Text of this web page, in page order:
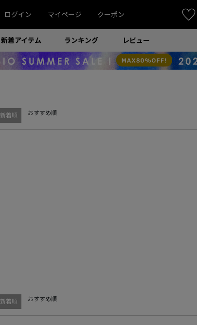
ログイン マイページ クーポン
新着アイテム ランキング レビュー
新着順 おすすめ順
新着順 おすすめ順